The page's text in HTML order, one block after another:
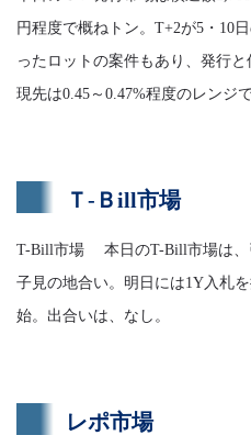
円程度で概ねトン。T+2が5・10
ったロットの案件もあり、発行と
現先は0.45～0.47%程度のレンジ
Ｔ-Ｂill市場
T-Bill市場 本日のT-Bill市場は、
子見の地合い。明日には1Y入札
始。出合いは、なし。
レポ市場